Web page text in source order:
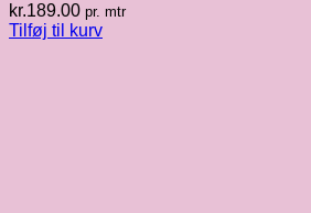
kr.189.00 pr. mtr
Tilføj til kurv